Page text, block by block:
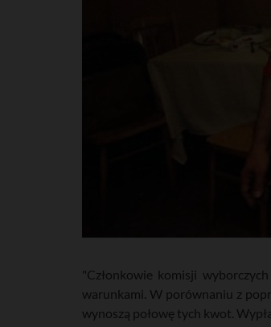
"Członkowie komisji
warunkami. W porównaniu z
wynoszą połowę tych kwot.